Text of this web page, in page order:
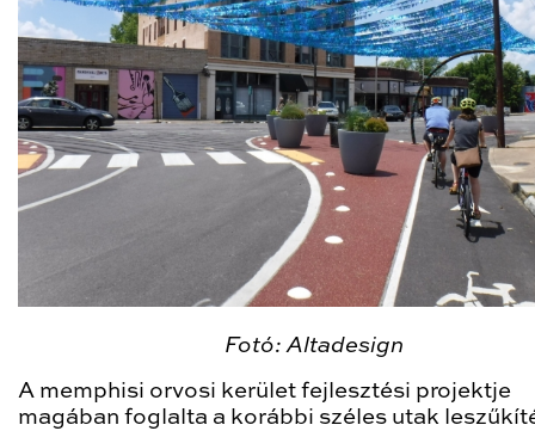
Fotó: Altadesign
A memphisi orvosi kerület fejlesztési projektje
magában foglalta a korábbi széles utak